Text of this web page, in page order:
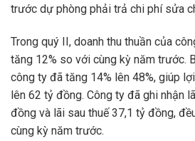
trước dự phòng phải trả chi phí sửa
Trong quý II, doanh thu thuần của
tăng 12% so với cùng kỳ năm trước.
công ty đã tăng 14% lên 48%, giúp
lên 62 tỷ đồng. Công ty đã ghi nhận
đồng và lãi sau thuế 37,1 tỷ đồng,
cùng kỳ năm trước.